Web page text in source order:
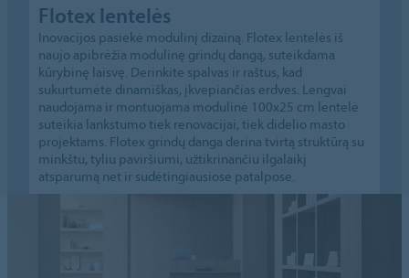
Flotex lentelės
Inovacijos pasiekė modulinį dizainą. Flotex lentelės iš
naujo apibrėžia modulinę grindų dangą, suteikdama
kūrybinę laisvę. Derinkite spalvas ir raštus, kad
sukurtumėte dinamiškas, įkvepiančias erdves. Lengvai
naudojama ir montuojama modulinė 100x25 cm lentelė
suteikia lankstumo tiek renovacijai, tiek didelio masto
projektams. Flotex grindų danga derina tvirtą struktūrą su
minkštu, tyliu paviršiumi, užtikrinančiu ilgalaikį
atsparumą net ir sudėtingiausiose patalpose.